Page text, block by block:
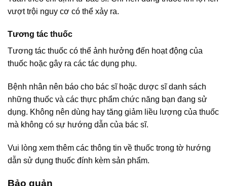
vượt trội nguy cơ có thể xảy ra.
Tương tác thuốc
Tương tác thuốc có thể ảnh hưởng đến hoạt động của
thuốc hoặc gây ra các tác dụng phụ.
Bệnh nhân nên báo cho bác sĩ hoặc dược sĩ danh sách
những thuốc và các thực phẩm chức năng bạn đang sử
dụng. Không nên dùng hay tăng giảm liều lượng của thuốc
mà không có sự hướng dẫn của bác sĩ.
Vui lòng xem thêm các thông tin về thuốc trong tờ hướng
dẫn sử dụng thuốc đính kèm sản phẩm.
Bảo quản